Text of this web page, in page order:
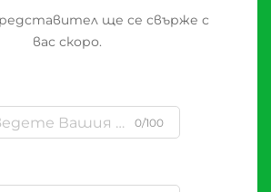
ще се свърже с
вас скоро.
0/100